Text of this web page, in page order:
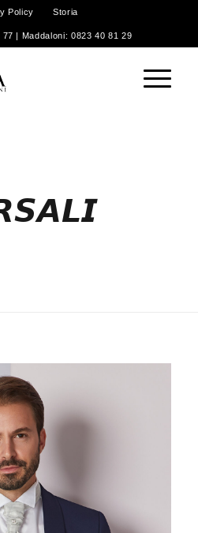
Policy Storia
| Maddaloni: 0823 40 81 29